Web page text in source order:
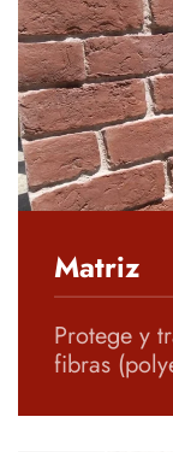
Matriz
Protege y
fibras